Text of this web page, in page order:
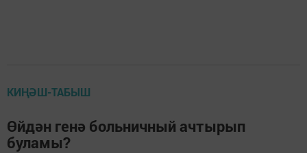
КИҢӘШ-ТАБЫШ
Өйдән генә больничный ачтырып
буламы?